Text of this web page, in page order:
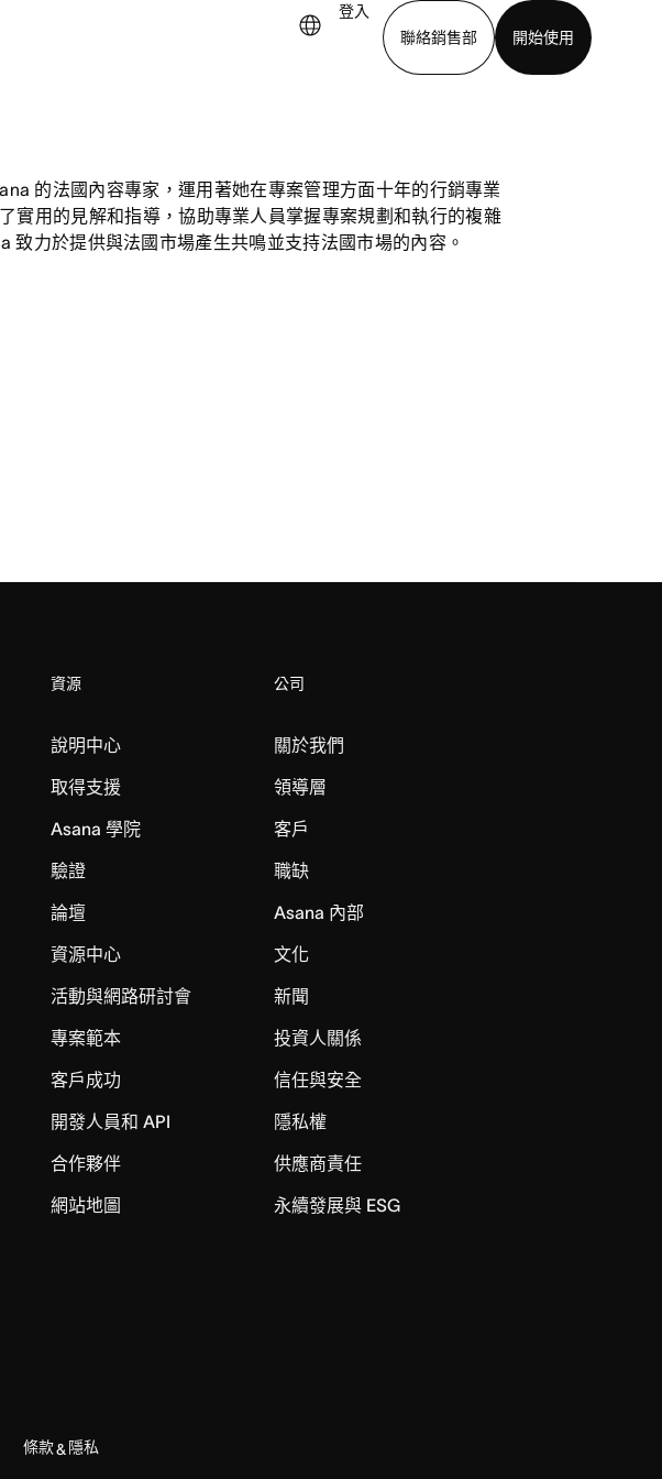
登入
聯絡銷售部
開始使用
的法國內容專家，運用著她在專案管理方面十年的行銷專業
實用的見解和指導，協助專業人員掌握專案規劃和執行的複雜
致力於提供與法國市場產生共鳴並支持法國市場的內容。
資源
說明中心
取得支援
Asana 學院
驗證
論壇
資源中心
活動與網路研討會
專案範本
客戶成功
開發人員和 API
合作夥伴
網站地圖
公司
關於我們
領導層
客戶
職缺
Asana 內部
文化
新聞
投資人關係
信任與安全
隱私權
供應商責任
永續發展與 ESG
條款& 隱私